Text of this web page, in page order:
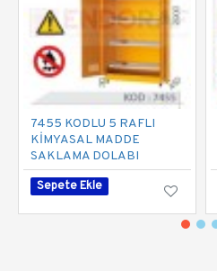
7455 KODLU 5 RAFLI
KİMYASAL MADDE
SAKLAMA DOLABI
Sepete Ekle